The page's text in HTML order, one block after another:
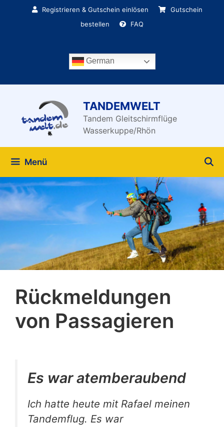
Registrieren & Gutschein einlösen
Gutschein
bestellen
FAQ
German
TANDEMWELT
Tandem Gleitschirmflüge
Wasserkuppe/Rhön
Menü
Rückmeldungen
von Passagieren
Es war atemberaubend
Ich hatte heute mit Rafael meinen
Tandemflug. Es war